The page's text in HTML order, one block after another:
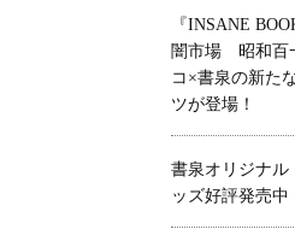
『INSANE
闇市場 昭和百
コ×書泉の新た
ツが登場！
書泉オリジナル
ッズ好評発売中